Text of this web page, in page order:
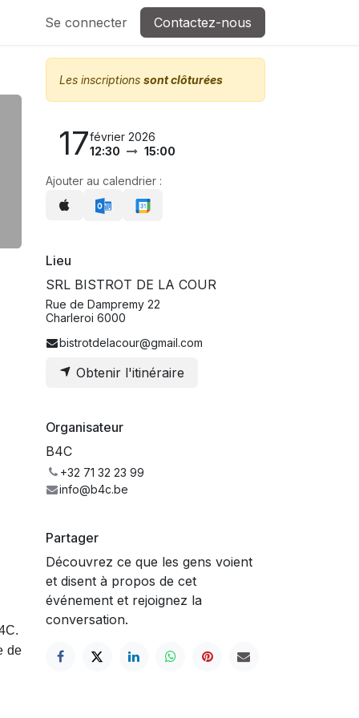
Se connecter Contactez-nous
de
Les inscriptions sont clôturées
17février 2026
12:30
15:00
Ajouter au calendrier :
Lieu
SRL BISTROT DE LA COUR
Rue de Dampremy 22
Charleroi 6000
bistrotdelacour@gmail.com
Obtenir l'itinéraire
Organisateur
B4C
+32 71 32 23 99
info@b4c.be
Partager
Découvrez ce que les gens voient
et disent à propos de cet
événement et rejoignez la
conversation.